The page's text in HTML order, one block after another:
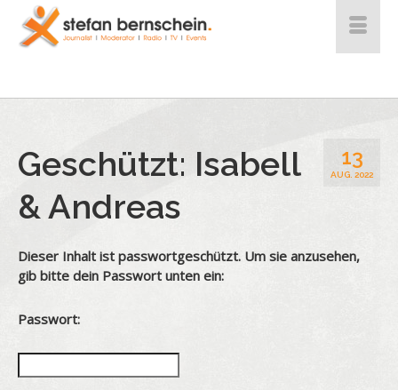
13
AUG. 2022
Geschützt: Isabell
& Andreas
Dieser Inhalt ist passwortgeschützt. Um sie anzusehen,
gib bitte dein Passwort unten ein:
Passwort: